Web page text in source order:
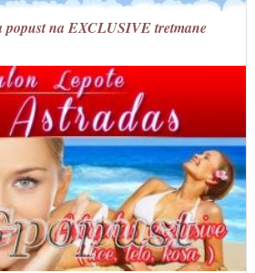
popust na EXCLUSIVE tretmane